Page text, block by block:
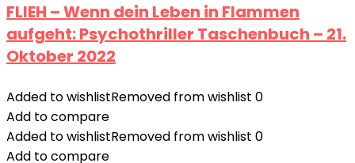
FLIEH – Wenn dein Leben in Flammen
aufgeht: Psychothriller Taschenbuch – 21.
Oktober 2022
Added to wishlistRemoved from wishlist 0
Add to compare
Added to wishlistRemoved from wishlist 0
Add to compare